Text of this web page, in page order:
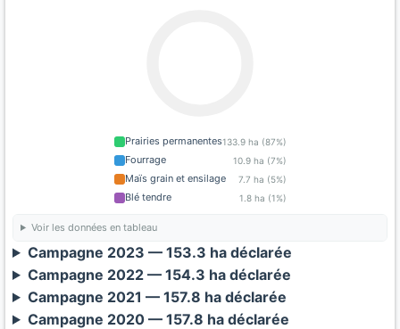
Prairies permanentes133.9 ha (87%)
Fourrage 10.9 ha (7%)
Maïs grain et ensilage 7.7 ha (5%)
Blé tendre 1.8 ha (1%)
Voir les données en tableau
Campagne 2023 — 153.3 ha déclarée
Campagne 2022 — 154.3 ha déclarée
Campagne 2021 — 157.8 ha déclarée
Campagne 2020 — 157.8 ha déclarée